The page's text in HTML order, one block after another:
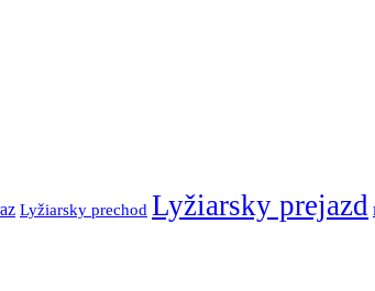
Lyžiarsky prechod Lyžiarsky prejazd